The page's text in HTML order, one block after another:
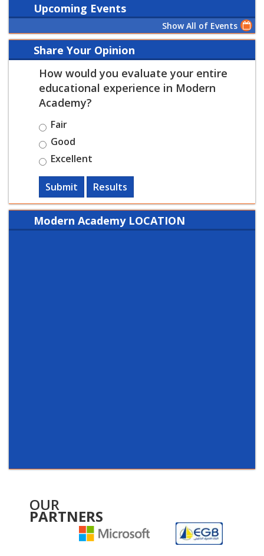
Upcoming Events
Show All of Events
Share Your Opinion
How would you evaluate your entire
educational experience in Modern
Academy?
Fair
Good
Excellent
Submit Results
Modern Academy LOCATION
OUR
PARTNERS